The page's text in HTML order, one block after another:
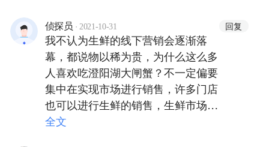
辈，对于网络的熟悉使得他们在价格
优势下会倾向线上购物，这也进一步
压缩了实体超市的市场。
侦探员 · 2021-10-31 回复
我不认为生鲜的线下营销会逐渐落
幕，都说物以稀为贵，为什么这么多
人喜欢吃澄阳湖大闸蟹？不一定偏要
集中在实现市场进行销售，许多门店
也可以进行生鲜的销售，生鲜市场对
生鲜的保证都不好，不大有可能有发
全文